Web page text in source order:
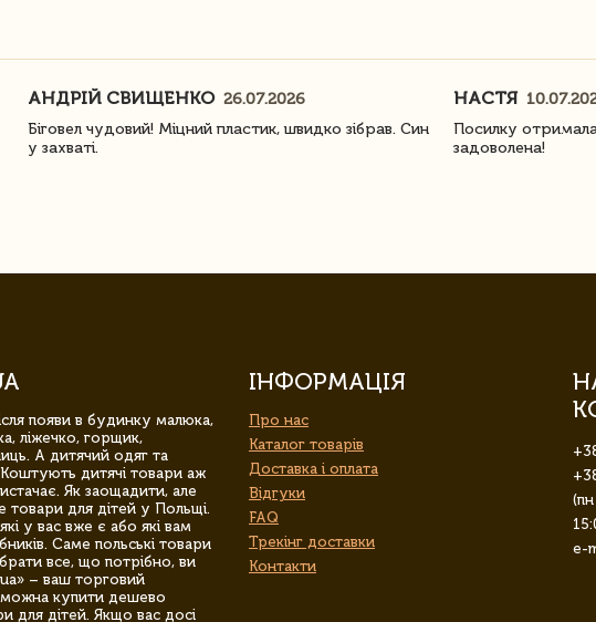
АНДРІЙ СВИЩЕНКО 26.07.2026
Біговел чудовий! Міцний пластик, швидко зібрав. Син
у захваті.
НАСТЯ
Посилку
задоволена!
появи в будинку малюка,
ліжечко, горщик,
А дитячий одяг та
дитячі товари аж
Як заощадити, але
товари для дітей у Польщі.
у вас вже є або які вам
Саме польські товари
все, що потрібно, ви
– ваш торговий
купити дешево
для дітей. Якщо вас досі
ІНФОРМАЦІЯ
Про нас
Каталог товарів
Доставка і оплата
Відгуки
FAQ
Трекінг доставки
Контакти
e-